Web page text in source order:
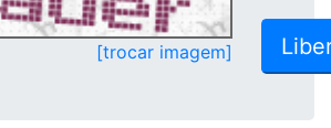
[trocar imagem]